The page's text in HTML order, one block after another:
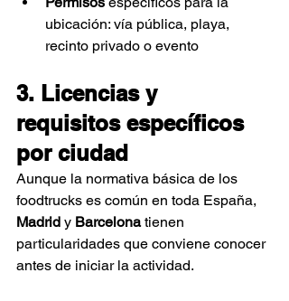
ubicación: vía pública, playa,
recinto privado o evento
3. Licencias y
requisitos específicos
por ciudad
Aunque la normativa básica de los
foodtrucks es común en toda España,
Madrid y Barcelona tienen
particularidades que conviene conocer
antes de iniciar la actividad.